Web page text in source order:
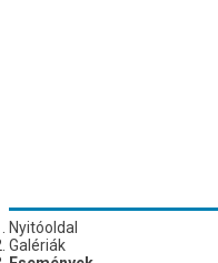
Nyitóoldal
Galériák